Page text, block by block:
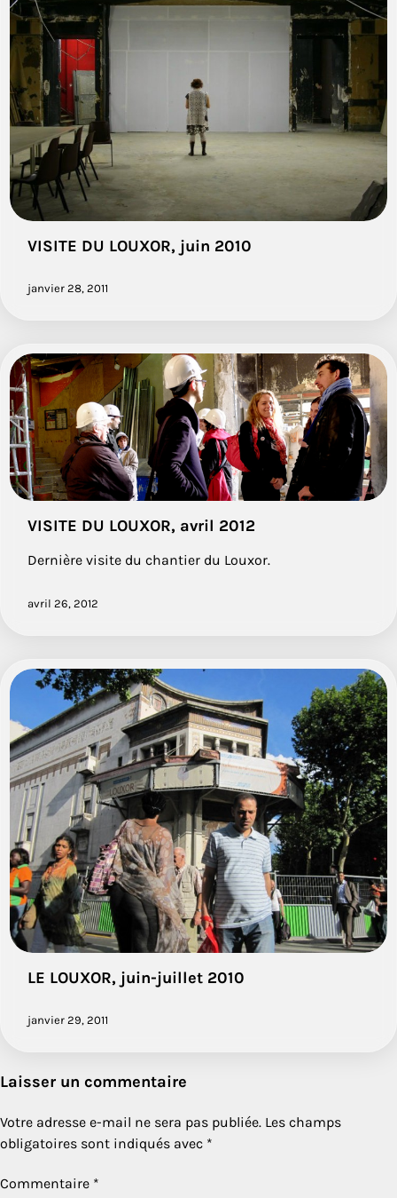
VISITE DU LOUXOR, juin 2010
janvier 28, 2011
VISITE DU LOUXOR, avril 2012
Dernière visite du chantier du Louxor.
avril 26, 2012
LE LOUXOR, juin-juillet 2010
janvier 29, 2011
Laisser un commentaire
Votre adresse e-mail ne sera pas publiée. Les champs
obligatoires sont indiqués avec *
Commentaire *